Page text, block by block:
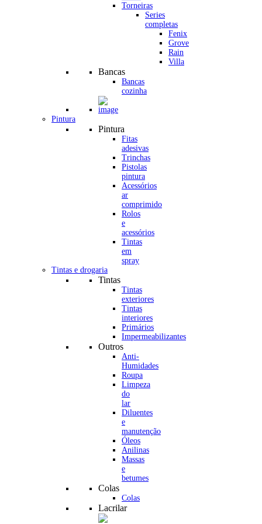
Torneiras
Series
completas
Fenix
Grove
Rain
Villa
Bancas
Bancas
cozinha
Pintura
Pintura
Fitas
adesivas
Trinchas
Pistolas
pintura
Acessórios
ar
comprimido
Rolos
e
acessórios
Tintas
em
spray
Tintas e drogaria
Tintas
Tintas
exteriores
Tintas
interiores
Primários
Impermeabilizantes
Outros
Anti-
Humidades
Roupa
Limpeza
do
lar
Diluentes
e
manutenção
Óleos
Anilinas
Massas
e
betumes
Colas
Colas
Lacrilar